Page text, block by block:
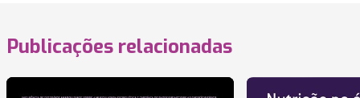
Publicações relacionadas